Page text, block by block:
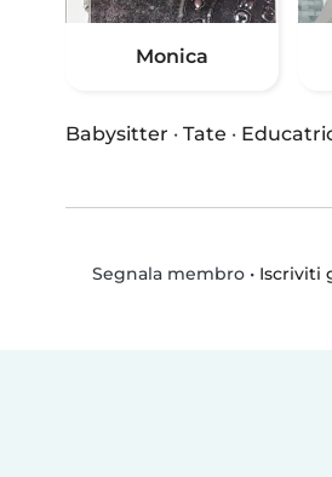
Monica
Babysitter · Tate ·
Segnala membro• Iscriviti